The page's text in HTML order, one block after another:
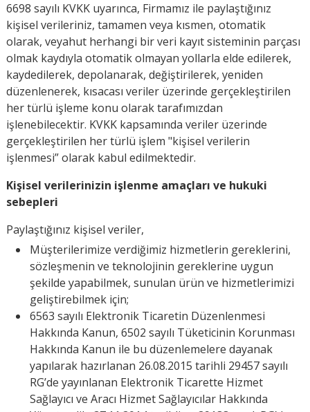
6698 sayılı KVKK uyarınca, Firmamız ile paylaştığınız
kişisel verileriniz, tamamen veya kısmen, otomatik
olarak, veyahut herhangi bir veri kayıt sisteminin parçası
olmak kaydıyla otomatik olmayan yollarla elde edilerek,
kaydedilerek, depolanarak, değiştirilerek, yeniden
düzenlenerek, kısacası veriler üzerinde gerçekleştirilen
her türlü işleme konu olarak tarafımızdan
işlenebilecektir. KVKK kapsamında veriler üzerinde
gerçekleştirilen her türlü işlem "kişisel verilerin
işlenmesi” olarak kabul edilmektedir.
Kişisel verilerinizin işlenme amaçları ve hukuki
sebepleri
Paylaştığınız kişisel veriler,
Müşterilerimize verdiğimiz hizmetlerin gereklerini,
sözleşmenin ve teknolojinin gereklerine uygun
şekilde yapabilmek, sunulan ürün ve hizmetlerimizi
geliştirebilmek için;
6563 sayılı Elektronik Ticaretin Düzenlenmesi
Hakkında Kanun, 6502 sayılı Tüketicinin Korunması
Hakkında Kanun ile bu düzenlemelere dayanak
yapılarak hazırlanan 26.08.2015 tarihli 29457 sayılı
RG’de yayınlanan Elektronik Ticarette Hizmet
Sağlayıcı ve Aracı Hizmet Sağlayıcılar Hakkında